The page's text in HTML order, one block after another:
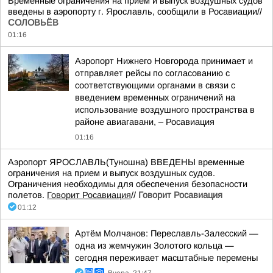
введены в аэропорту г. Ярославль, сообщили в Росавиации//
СОЛОВЬЁВ
01:16
Аэропорт Нижнего Новгорода принимает и
отправляет рейсы по согласованию с
соответствующими органами в связи с
введением временных ограничений на
использование воздушного пространства в
районе авиагавани, – Росавиация
01:16
Аэропорт ЯРОСЛАВЛЬ(Туношна) ВВЕДЕНЫ временные
ограничения на прием и выпуск воздушных судов.
Ограничения необходимы для обеспечения безопасности
полетов. Говорит Росавиация// Говорит Росавиация
01:12
Артём Молчанов: Переславль-Залесский —
одна из жемчужин Золотого кольца —
сегодня переживает масштабные перемены